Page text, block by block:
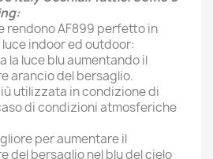
rendono AF899 perfetto in
indoor ed outdoor:
la luce blu aumentando il
arancio del bersaglio.
utilizzata in condizione di
di condizioni atmosferiche
per aumentare il
del bersaglio nel blu del cielo